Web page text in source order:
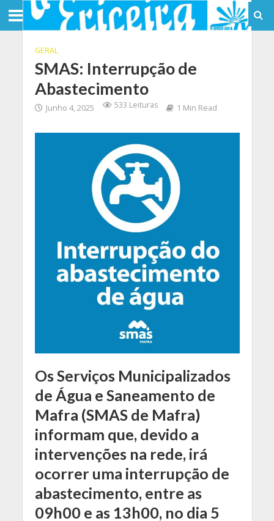
GERAL
SMAS: Interrupção de
Abastecimento
Junho 4, 2025 533 Leituras 1 Min Read
Os Serviços Municipalizados
de Água e Saneamento de
Mafra (SMAS de Mafra)
informam que, devido a
intervenções na rede, irá
ocorrer uma interrupção de
abastecimento, entre as
09h00 e as 13h00, no dia 5